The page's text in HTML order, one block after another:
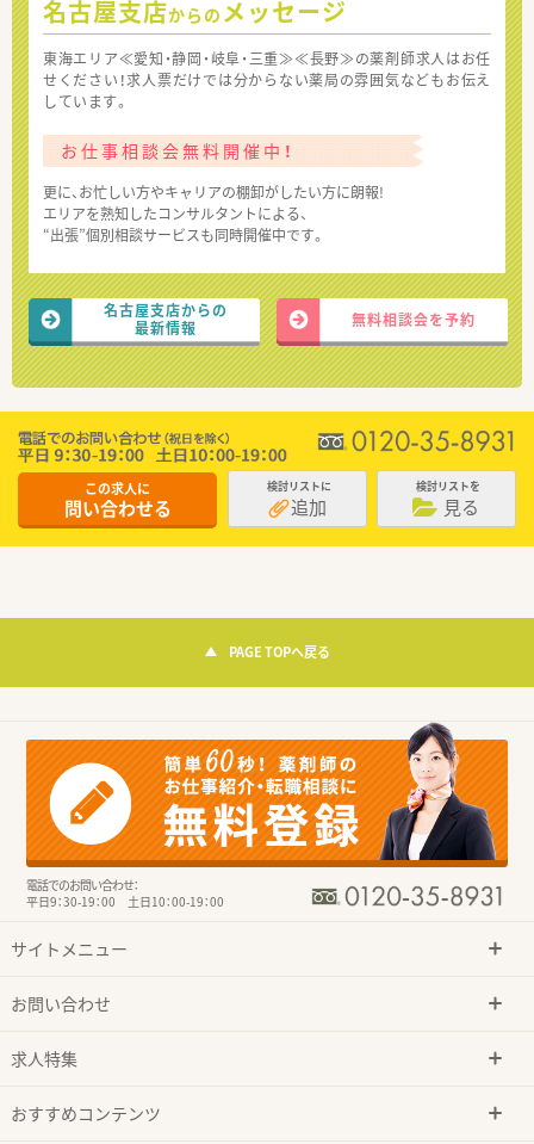
名古屋支店からの メッセージ
東海エリア≪愛知・静岡・岐阜・三重≫≪長野≫の薬剤師求人はお任
せください！求人票だけでは分からない薬局の雰囲気などもお伝え
しています。
お仕事相談会無料開催中！
更に、お忙しい方やキャリアの棚卸がしたい方に朗報!
エリアを熟知したコンサルタントによる、
“出張”個別相談サービスも同時開催中です。
名古屋支店からの
最新情報
無料相談会を予約
この求人に
問い合わせる
検討リストに
追加
検討リストを
見る
PAGE TOPへ戻る
電話でのお問い合わせ：
平日9：30-19：00 土日10：00-19：00
サイトメニュー
お問い合わせ
求人特集
おすすめコンテンツ